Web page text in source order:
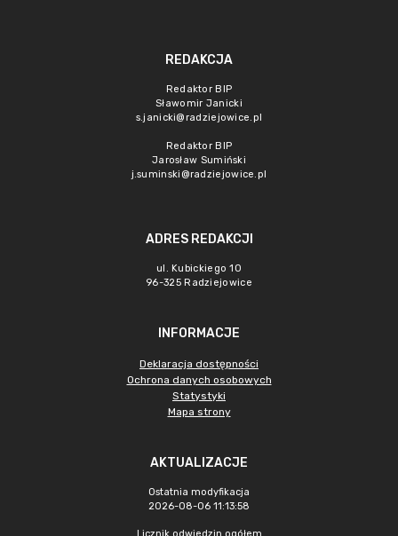
REDAKCJA
Redaktor BIP
Sławomir Janicki
s.janicki@radziejowice.pl
Redaktor BIP
Jarosław Sumiński
j.suminski@radziejowice.pl
ADRES REDAKCJI
ul. Kubickiego 10
96-325 Radziejowice
INFORMACJE
Deklaracja dostępności
Ochrona danych osobowych
Statystyki
Mapa strony
AKTUALIZACJE
Ostatnia modyfikacja
2026-08-06 11:13:58